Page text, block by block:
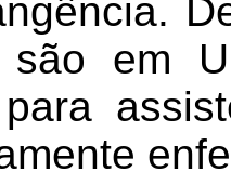
em